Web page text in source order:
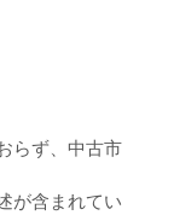
らず、中古市
が含まれてい